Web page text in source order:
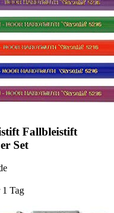
Fallbleistift
Set
Tag